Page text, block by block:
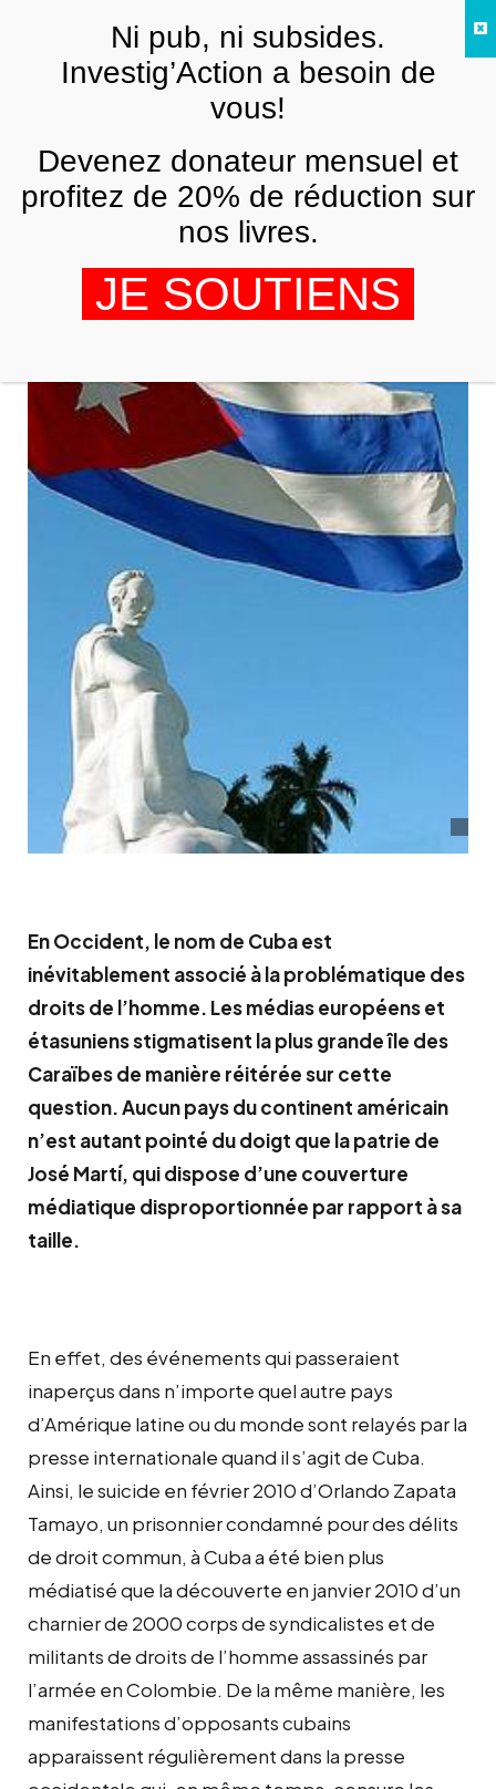
Cuba et la rhétorique des droits de
l’homme (1/2)
22 JUIN 2010
En Occident, le nom de Cuba est
inévitablement associé à la problématique des
droits de l’homme. Les médias européens et
étasuniens stigmatisent la plus grande île des
Caraïbes de manière réitérée sur cette
question. Aucun pays du continent américain
n’est autant pointé du doigt que la patrie de
José Martí, qui dispose d’une couverture
médiatique disproportionnée par rapport à sa
taille.
En effet, des événements qui passeraient
inaperçus dans n’importe quel autre pays
d’Amérique latine ou du monde sont relayés par la
presse internationale quand il s’agit de Cuba.
Ainsi, le suicide en février 2010 d’Orlando Zapata
Tamayo, un prisonnier condamné pour des délits
de droit commun, à Cuba a été bien plus
médiatisé que la découverte en janvier 2010 d’un
charnier de 2000 corps de syndicalistes et de
militants de droits de l’homme assassinés par
l’armée en Colombie. De la même manière, les
manifestations d’opposants cubains
apparaissent régulièrement dans la presse
FRNi pub, ni subsides.
Investig’Action a besoin de
vous!
Devenez donateur mensuel et
profitez de 20% de réduction sur
nos livres.
JE SOUTIENS